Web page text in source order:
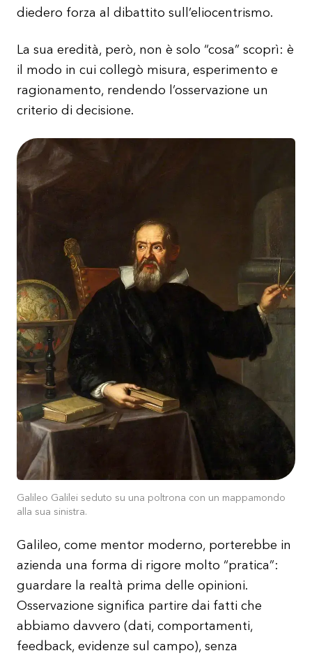
diedero forza al dibattito sull’eliocentrismo.
La sua eredità, però, non è solo “cosa” scoprì: è
il modo in cui collegò misura, esperimento e
ragionamento, rendendo l’osservazione un
criterio di decisione.
Galileo Galilei seduto su una poltrona con un mappamondo
alla sua sinistra.
Galileo, come mentor moderno, porterebbe in
azienda una forma di rigore molto “pratica”:
guardare la realtà prima delle opinioni.
Osservazione significa partire dai fatti che
abbiamo davvero (dati, comportamenti,
feedback, evidenze sul campo), senza